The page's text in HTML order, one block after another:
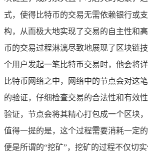
式，使得比特币的交易无需依赖银行或
构，从而极大地实现了交易的自主性和
币的交易过程淋漓尽致地展现了区块链
个用户发起一笔比特币交易时，他会将
比特币网络之中，网络中的节点会对这
的验证，仔细检查交易的合法性和有效
验证，节点会将其精心打包成一个区块
值得一提的是，这个过程需要消耗一定
便是所谓的“挖矿”，挖矿的过程不仅切